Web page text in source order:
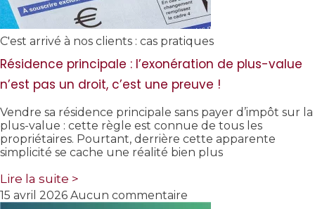
C'est arrivé à nos clients : cas pratiques
Résidence principale : l’exonération de plus-value
n’est pas un droit, c’est une preuve !
Vendre sa résidence principale sans payer d’impôt sur la
plus-value : cette règle est connue de tous les
propriétaires. Pourtant, derrière cette apparente
simplicité se cache une réalité bien plus
Lire la suite >
15 avril 2026 Aucun commentaire